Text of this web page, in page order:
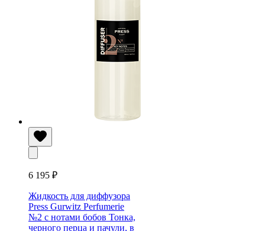
6 195 ₽
Жидкость для диффузора
Press Gurwitz Perfumerie
№2 с нотами бобов Тонка,
черного перца и пачули, в